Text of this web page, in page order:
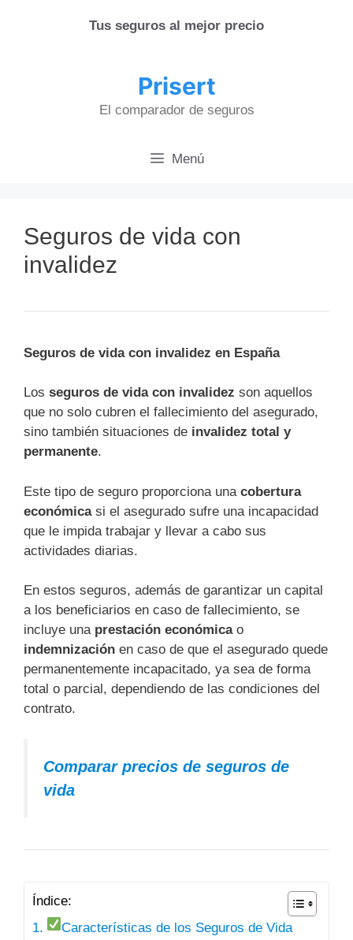
Tus seguros al mejor precio
Prisert
El comparador de seguros
Menú
Seguros de vida con
invalidez
Seguros de vida con invalidez en España
Los seguros de vida con invalidez son aquellos
que no solo cubren el fallecimiento del asegurado,
sino también situaciones de invalidez total y
permanente.
Este tipo de seguro proporciona una cobertura
económicasi el asegurado sufre una incapacidad
que le impida trabajar y llevar a cabo sus
actividades diarias.
En estos seguros, además de garantizar un capital
a los beneficiarios en caso de fallecimiento, se
incluye una prestación económicao
indemnización en caso de que el asegurado quede
permanentemente incapacitado, ya sea de forma
total o parcial, dependiendo de las condiciones del
contrato.
Comparar precios de seguros de
vida
Índice:
Características de los Seguros de Vida